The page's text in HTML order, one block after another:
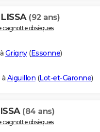
(92 ans)
cagnotte obsèques
Grigny(Essonne)
à Aiguillon (Lot-et-Garonne)
(84 ans)
cagnotte obsèques